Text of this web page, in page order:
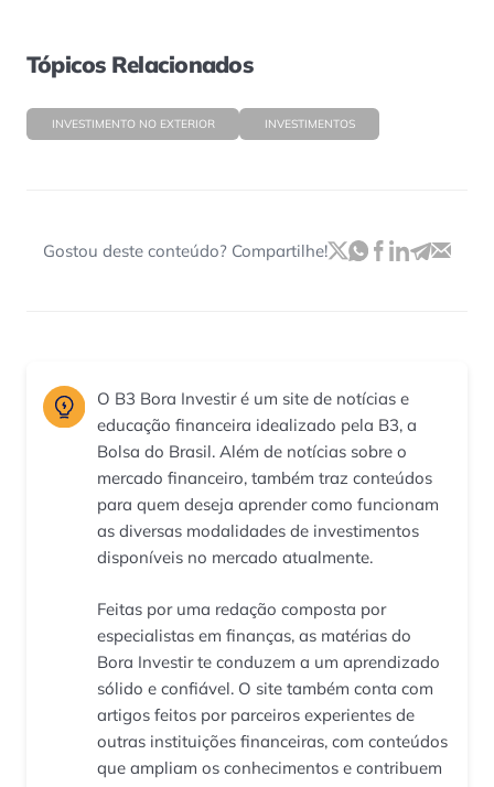
Tópicos Relacionados
INVESTIMENTO NO EXTERIOR INVESTIMENTOS
Gostou deste conteúdo? Compartilhe!
O B3 Bora Investir é um site de notícias e
educação financeira idealizado pela B3, a
Bolsa do Brasil. Além de notícias sobre o
mercado financeiro, também traz conteúdos
para quem deseja aprender como funcionam
as diversas modalidades de investimentos
disponíveis no mercado atualmente.
Feitas por uma redação composta por
especialistas em finanças, as matérias do
Bora Investir te conduzem a um aprendizado
sólido e confiável. O site também conta com
artigos feitos por parceiros experientes de
outras instituições financeiras, com conteúdos
que ampliam os conhecimentos e contribuem